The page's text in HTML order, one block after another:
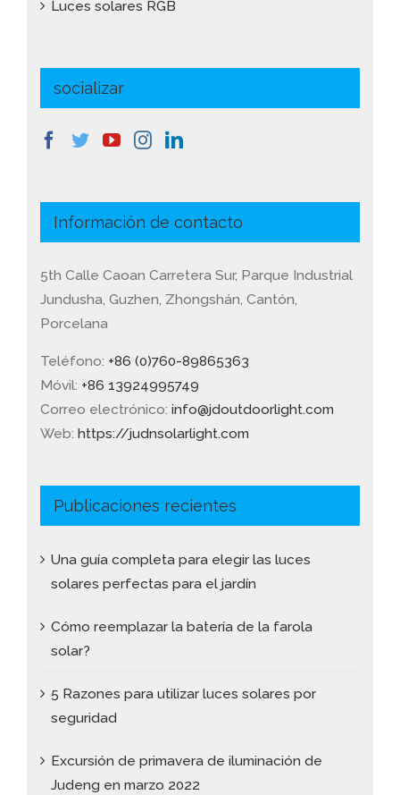
Luces solares RGB
socializar
Información de contacto
5th Calle Caoan Carretera Sur, Parque Industrial
Jundusha, Guzhen, Zhongshán, Cantón,
Porcelana
Teléfono: +86 (0)760-89865363
Móvil: +86 13924995749
Correo electrónico: info@jdoutdoorlight.com
Web: https://judnsolarlight.com
Publicaciones recientes
Una guía completa para elegir las luces
solares perfectas para el jardín
Cómo reemplazar la batería de la farola
solar?
5 Razones para utilizar luces solares por
seguridad
Excursión de primavera de iluminación de
Judeng en marzo 2022